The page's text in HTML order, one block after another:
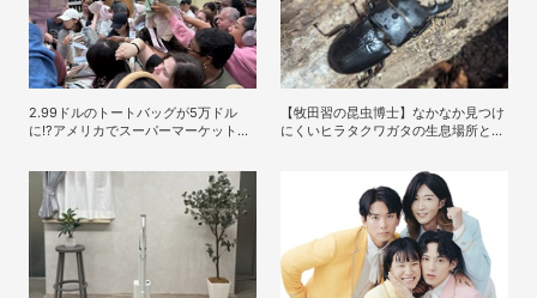
2.99ドルのトートバッグが5万ドル
に!?アメリカでスーパーマーケットの
【牧田習の昆虫博士】なかなか見つけ
にくいヒラタクワガタの生息場所と採